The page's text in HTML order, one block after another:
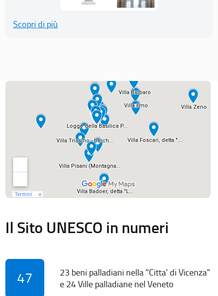
Scopri di più
Il Sito UNESCO in numeri
47
23 beni palladiani nella "Citta' di Vicenza"
e 24 Ville palladiane nel Veneto